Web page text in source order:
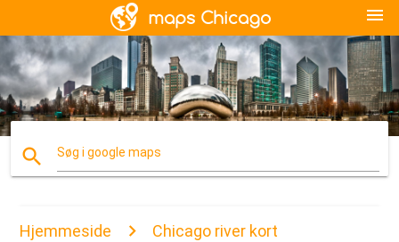
menu
search Søg i google maps
Hjemmeside Chicago river kort